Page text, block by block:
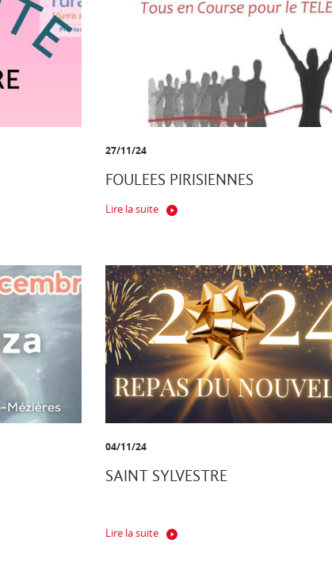
27/11/24
FOULEES PIRISIENNES
Lire la suite
04/11/24
SAINT SYLVESTRE
Lire la suite